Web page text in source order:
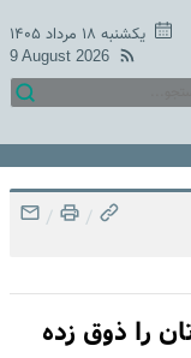
یکشنبه ۱۸ مرداد ۱۴۰۵
9 August 2026
/
/
را ذوق‌ زده